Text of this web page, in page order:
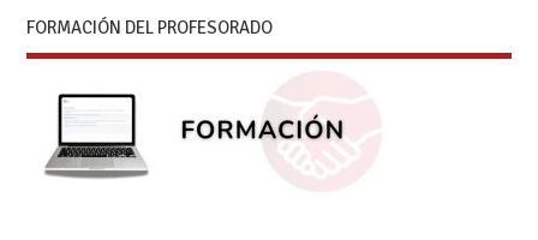
FORMACIÓN DEL PROFESORADO